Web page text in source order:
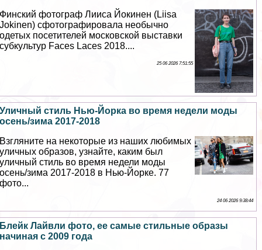
Финский фотограф Лииса Йокинен (Liisa
Jokinen) сфотографировала необычно
одетых посетителей московской выставки
субкультур Faces Laces 2018....
25 06 2026 7:51:55
Уличный стиль Нью-Йорка во время недели моды
осень/зима 2017-2018
Взгляните на некоторые из наших любимых
уличных образов, узнайте, каким был
уличный стиль во время недели моды
осень/зима 2017-2018 в Нью-Йорке. 77
фото...
24 06 2026 9:38:44
Блейк Лайвли фото, ее самые стильные образы
начиная с 2009 года